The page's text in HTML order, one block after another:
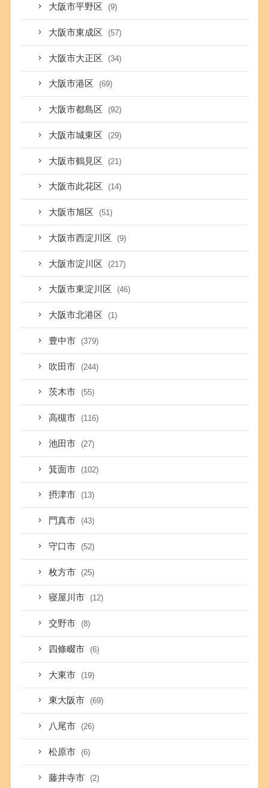
大阪市平野区 (9)
大阪市東成区 (57)
大阪市大正区 (34)
大阪市港区 (69)
大阪市都島区 (92)
大阪市城東区 (29)
大阪市鶴見区 (21)
大阪市此花区 (14)
大阪市旭区 (51)
大阪市西淀川区 (9)
大阪市淀川区 (217)
大阪市東淀川区 (46)
大阪市北港区 (1)
豊中市 (379)
吹田市 (244)
茨木市 (55)
高槻市 (116)
池田市 (27)
箕面市 (102)
摂津市 (13)
門真市 (43)
守口市 (52)
枚方市 (25)
寝屋川市 (12)
交野市 (8)
四條畷市 (6)
大東市 (19)
東大阪市 (69)
八尾市 (26)
松原市 (6)
藤井寺市 (2)